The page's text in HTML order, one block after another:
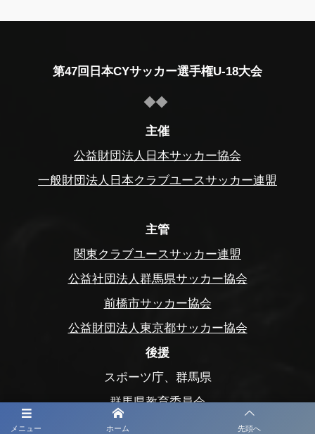
メニュー ホーム 先頭へ
第47回日本CYサッカー選手権U-18大会
主催
公益財団法人日本サッカー協会
一般財団法人日本クラブユースサッカー連盟
主管
関東クラブユースサッカー連盟
公益社団法人群馬県サッカー協会
前橋市サッカー協会
公益財団法人東京都サッカー協会
後援
スポーツ庁、群馬県
群馬県教育委員会
前橋市、前橋市教育委員会